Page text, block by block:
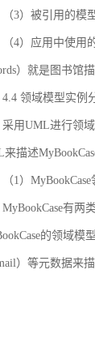
（3）被引用的模
（4）应用中使用
）就是图书馆
4.4 领域模型实例
采用UML进行领
来描述
（1）
MyBookCase有两
的领域模
）等元数据来